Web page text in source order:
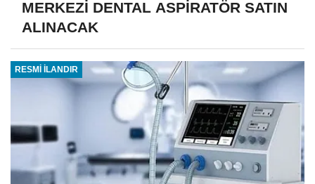
MERKEZİ DENTAL ASPİRATÖR SATIN
ALINACAK
RESMİ İLANDIR